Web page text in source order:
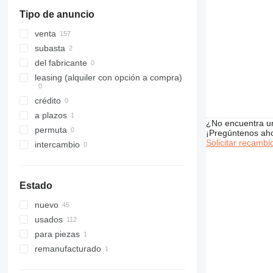
320
321
322
323
324
326
329
330
336
350
365
374
375
Tipo de anuncio
venta
subasta
del fabricante
leasing (alquiler con opción a compra)
crédito
a plazos
permuta
intercambio
Estado
nuevo
usados
para piezas
remanufacturado
¿No encuentra
¡Pregúntenos
Solicitar